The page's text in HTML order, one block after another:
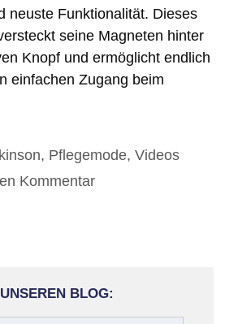
neuste Funktionalität. Dieses
seine Magneten hinter
Knopf und ermöglicht endlich
einfachen Zugang beim
, Pflegemode, Videos
Kommentar
BLOG: